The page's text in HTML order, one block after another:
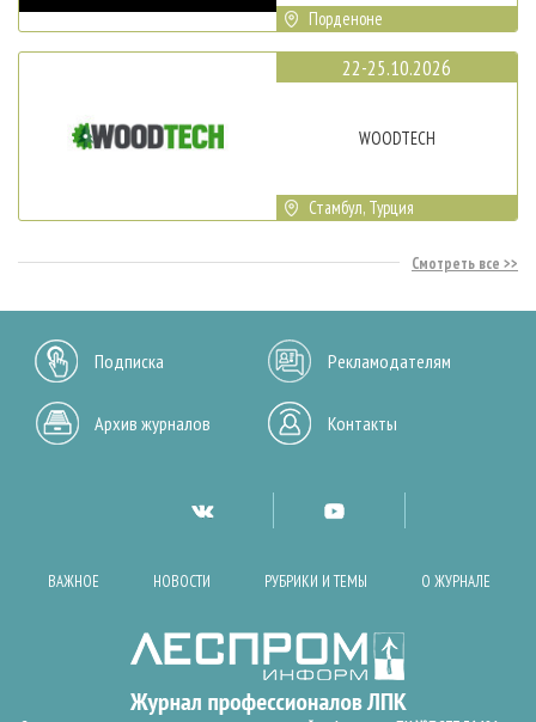
Порденоне
22-25.10.2026
WOODTECH
Стамбул, Турция
Смотреть все
Подписка Рекламодателям
Архив журналов Контакты
ВАЖНОЕ НОВОСТИ РУБРИКИ И ТЕМЫ О ЖУРНАЛЕ